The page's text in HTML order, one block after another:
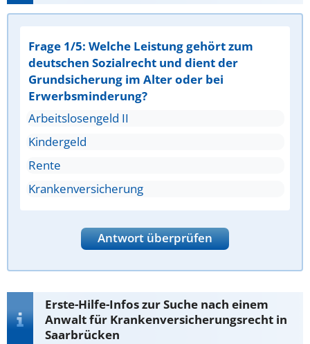
Frage 1/5: Welche Leistung gehört zum
deutschen Sozialrecht und dient der
Grundsicherung im Alter oder bei
Erwerbsminderung?
Arbeitslosengeld II
Kindergeld
Rente
Krankenversicherung
Antwort überprüfen
Erste-Hilfe-Infos zur Suche nach einem
Anwalt für Krankenversicherungsrecht in
Saarbrücken